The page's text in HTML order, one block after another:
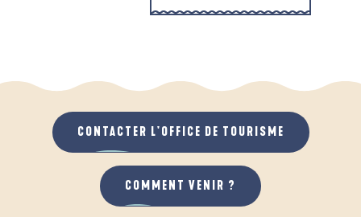
QUAND IL PLEUT
AU GRAND AIR
PARCOURS D'INTERPRÉTATION DE L'ANSE
CONTACTER L'OFFICE DE TOURISME
COMMENT VENIR ?